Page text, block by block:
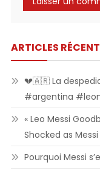
ARTICLES
💔🇦🇷 La
#argentina
« Leo Messi
Shocked as
Pourquoi Messi